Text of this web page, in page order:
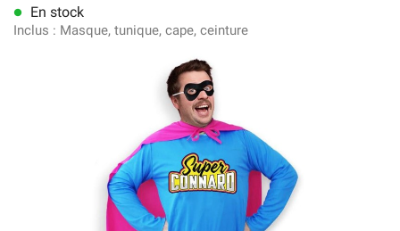
(1 avis)
lens En stock
Inclus : Masque, tunique, cape, ceinture